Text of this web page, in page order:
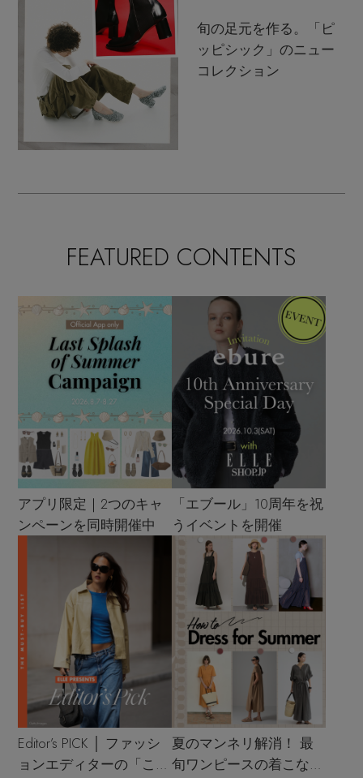
旬の足元を作る。「ピ
ッピシック」のニュー
コレクション
FEATURED CONTENTS
アプリ限定｜2つのキャ
ンペーンを同時開催中
「エブール」10周年を祝
うイベントを開催
Editor’s PICK │ ファッシ
ョンエディターの「これ
夏のマンネリ解消！ 最
旬ワンピースの着こなし